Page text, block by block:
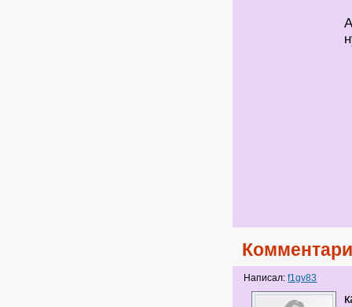
Написал:f1gv83